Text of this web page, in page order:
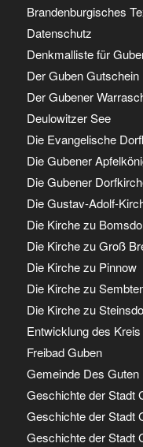
Brandenburgisches
Datenschutz
Denkmalliste für
Der Guben Gutschein
Der Gubener
Deulowitzer See
Die Evangelische
Die Gubener
Die Gubener
Die Gustav-Adolf-
Die Kirche zu
Die Kirche zu Groß
Die Kirche zu Pinnow
Die Kirche zu
Die Kirche zu
Entwicklung des
Freibad Guben
Gemeinde Des Guten
Geschichte der Stadt
Geschichte der Stadt
Geschichte der Stadt